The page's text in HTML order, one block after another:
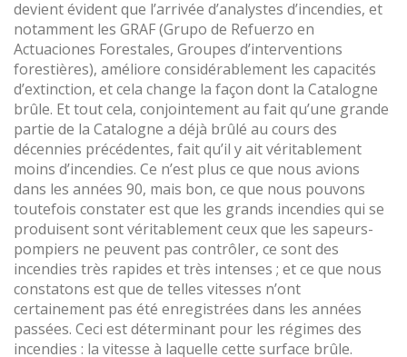
devient évident que l’arrivée d’analystes d’incendies, et
notamment les GRAF (Grupo de Refuerzo en
Actuaciones Forestales, Groupes d’interventions
forestières), améliore considérablement les capacités
d’extinction, et cela change la façon dont la Catalogne
brûle. Et tout cela, conjointement au fait qu’une grande
partie de la Catalogne a déjà brûlé au cours des
décennies précédentes, fait qu’il y ait véritablement
moins d’incendies. Ce n’est plus ce que nous avions
dans les années 90, mais bon, ce que nous pouvons
toutefois constater est que les grands incendies qui se
produisent sont véritablement ceux que les sapeurs-
pompiers ne peuvent pas contrôler, ce sont des
incendies très rapides et très intenses ; et ce que nous
constatons est que de telles vitesses n’ont
certainement pas été enregistrées dans les années
passées. Ceci est déterminant pour les régimes des
incendies : la vitesse à laquelle cette surface brûle.